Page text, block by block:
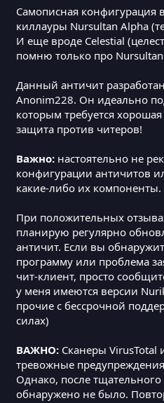
Самописная конфигурация
киллауры Nursultan Alpha
И еще вроде Celestial
помню только про
Данный античит
Anonim228. Он идеально
которым требуется
защита против читеров!
Важно: настоятельно не
конфигурации античитов
какие-либо их компоненты.
При положительных
планирую регулярно
античит. Если вы
программу или проблема
чит-клиент, просто
у меня имеются версии
прочие с бессрочной
силах)
ВАЖНО: Сканеры VirusTotal
тревожные
Однако, после
обнаружено не было.